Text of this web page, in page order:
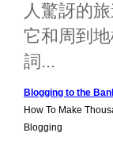
人驚訝的
它和周到
詞...
Blogging to the
How To Make
Blogging